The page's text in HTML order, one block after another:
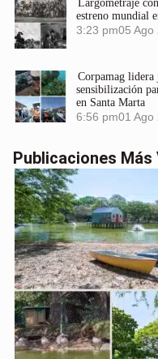
Largometraje
estreno mundial
3:23 pm05 Ago
Corpamag
sensibilización
en Santa Marta
6:56 pm01 Ago
Publicaciones Más